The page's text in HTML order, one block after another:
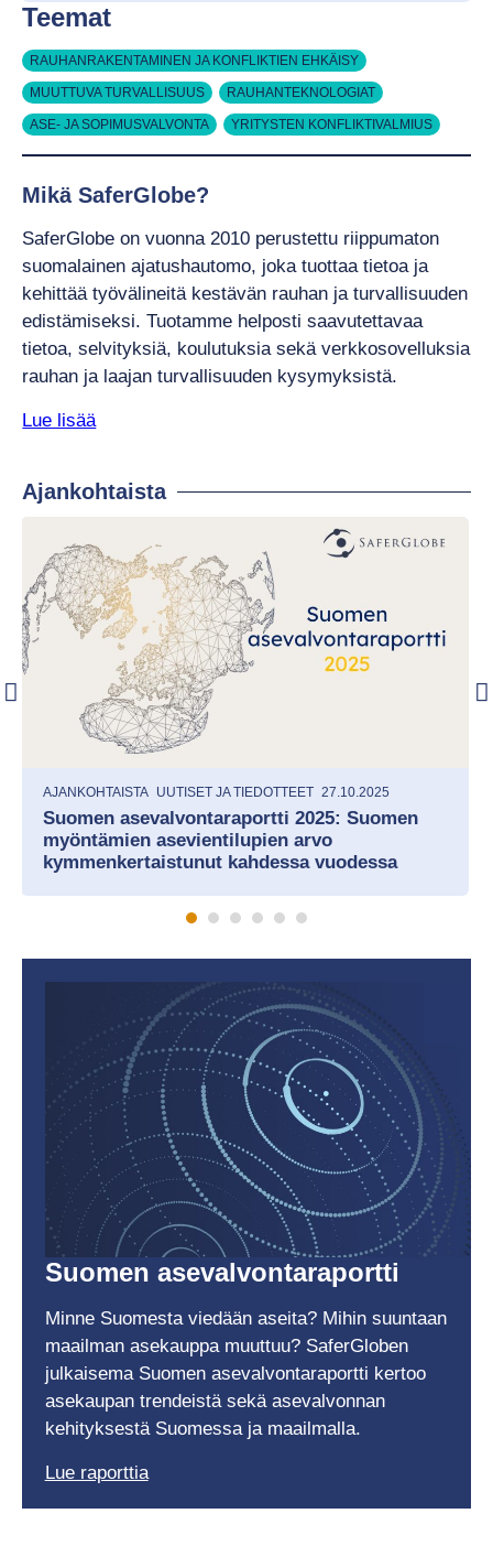
Teemat
RAUHANRAKENTAMINEN JA KONFLIKTIEN EHKÄISY
MUUTTUVA TURVALLISUUS RAUHANTEKNOLOGIAT
ASE- JA SOPIMUSVALVONTA YRITYSTEN KONFLIKTIVALMIUS
Mikä SaferGlobe?
SaferGlobe on vuonna 2010 perustettu riippumaton
suomalainen ajatushautomo, joka tuottaa tietoa ja
kehittää työvälineitä kestävän rauhan ja turvallisuuden
edistämiseksi. Tuotamme helposti saavutettavaa
tietoa, selvityksiä, koulutuksia sekä verkkosovelluksia
rauhan ja laajan turvallisuuden kysymyksistä.
Lue lisää
Ajankohtaista
AJANKOHTAISTA UUTISET JA TIEDOTTEET 27.10.2025
Suomen asevalvontaraportti 2025: Suomen
myöntämien asevientilupien arvo
kymmenkertaistunut kahdessa vuodessa
Suomen asevalvontaraportti
Minne Suomesta viedään aseita? Mihin suuntaan
maailman asekauppa muuttuu? SaferGloben
julkaisema Suomen asevalvontaraportti kertoo
asekaupan trendeistä sekä asevalvonnan
kehityksestä Suomessa ja maailmalla.
Lue raporttia